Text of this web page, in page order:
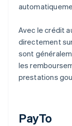
Avec le crédit
directement
sont
les
prestations
PayTo